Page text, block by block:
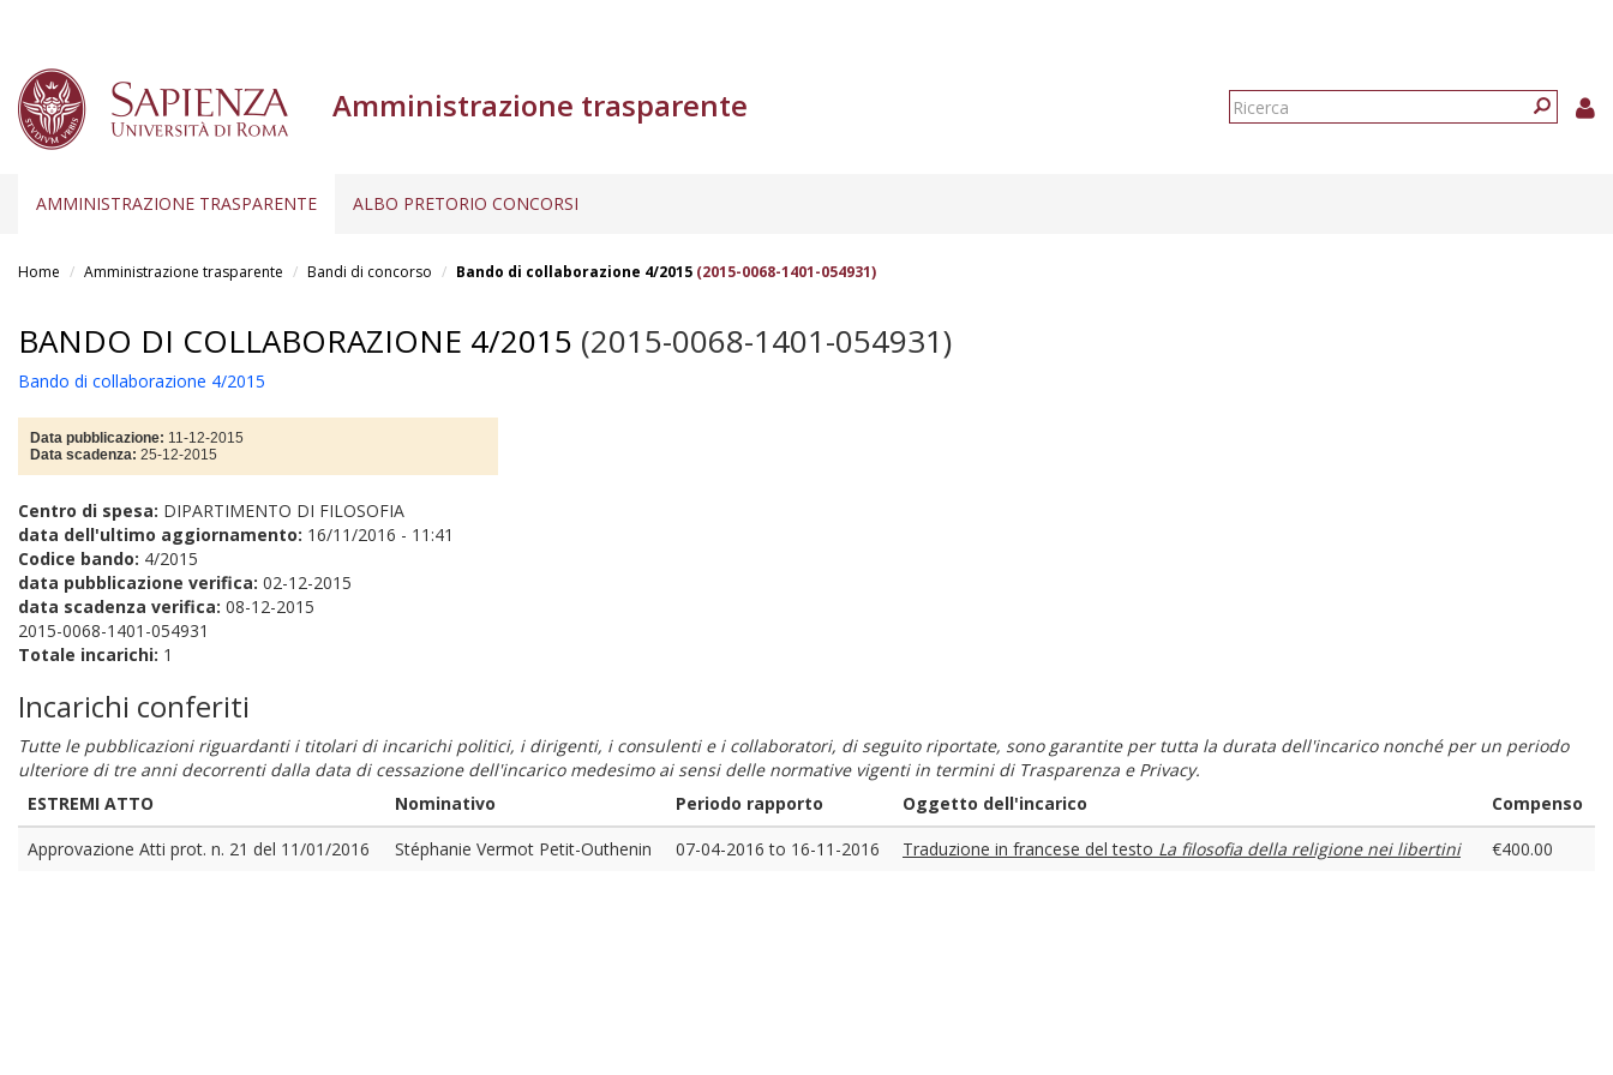
Amministrazione trasparente
Form
AMMINISTRAZIONE TRASPARENTE ALBO PRETORIO CONCORSI
Home Amministrazione trasparente Bandi di concorso Bando di collaborazione 4/2015 (2015-0068-1401-054931)
BANDO DI COLLABORAZIONE 4/2015 (2015-0068-1401-054931)
Bando di collaborazione 4/2015
Data pubblicazione: 11-12-2015
Data scadenza: 25-12-2015
Centro di spesa: DIPARTIMENTO DI FILOSOFIA
data dell'ultimo aggiornamento: 16/11/2016 - 11:41
Codice bando: 4/2015
data pubblicazione verifica: 02-12-2015
data scadenza verifica: 08-12-2015
2015-0068-1401-054931
Totale incarichi: 1
Incarichi conferiti
Tutte le pubblicazioni riguardanti i titolari di incarichi politici, i dirigenti, i consulenti e i collaboratori, di seguito riportate, sono garantite per tutta la durata dell'incarico nonché per un periodo
ulteriore di tre anni decorrenti dalla data di cessazione dell'incarico medesimo ai sensi delle normative vigenti in termini di Trasparenza e Privacy.
ESTREMI ATTO
Nominativo Periodo rapporto Oggetto dell'incarico
Compenso
Approvazione Atti prot. n. 21 del 11/01/2016
Stéphanie Vermot Petit-Outhenin 07-04-2016 to 16-11-2016 Traduzione in francese del testo La filosofia della religione nei libertini €400.00